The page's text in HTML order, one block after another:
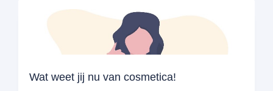
Wat weet jij nu van cosmetica!